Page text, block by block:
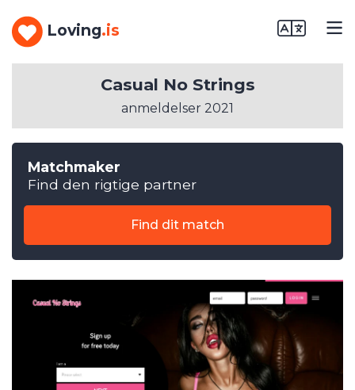
Loving.is
Matchmaker
Find den rigtige partner
Find dit match
Casual No Strings
anmeldelser 2021